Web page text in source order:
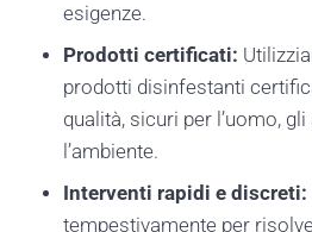
esigenze.
Prodotti certificati:
prodotti disinfestanti
qualità, sicuri per l’uomo,
l’ambiente.
Interventi rapidi e discreti:
tempestivamente per